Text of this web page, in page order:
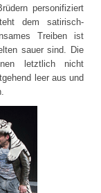
personifiziert
dem satirisch-
Treiben ist
sauer sind. Die
letztlich nicht
leer aus und